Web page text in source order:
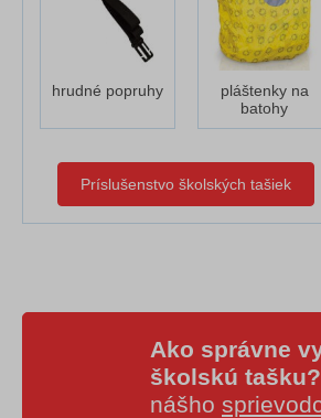
hrudné popruhy
pláštenky na
batohy
Príslušenstvo školských tašiek
Ako správne
školskú tašku?
nášho